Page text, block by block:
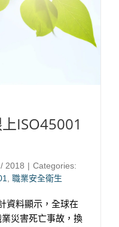
ISO45001
2018 | Categories:
, 職業安全衛生
資料顯示，全球在
災害死亡事故，換